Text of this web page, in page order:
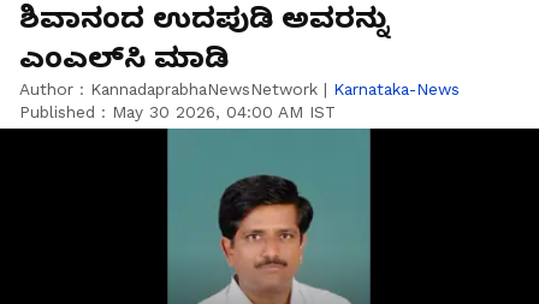
ಶಿವಾನಂದ ಉದಪುಡಿ ಅವರನ್ನು
ಎಂಎಲ್‌ಸಿ ಮಾಡಿ
Author : KannadaprabhaNewsNetwork | Karnataka-News
Published : May 30 2026, 04:00 AM IST